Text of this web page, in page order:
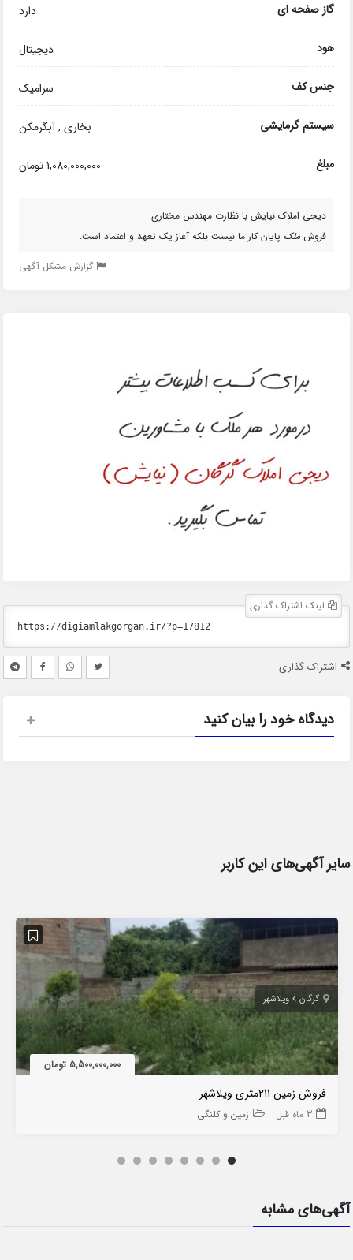
گاز صفحه ای دارد
هود دیجیتال
جنس کف سرامیک
سیستم گرمایشی بخاری , آبگرمکن
مبلغ 1,080,000,000 تومان
دیجی املاک نیایش با نظارت مهندس مختاری
فروشملک پایان کار ما نیست بلکه آغاز یک تعهد و اعتماد است.
گزارش مشکل آگهی
لینک اشتراک گذاری
اشتراک گذاری
دیدگاه خود را بیان کنید
سایر آگهی‌های این کاربر
گرگان ویلاشهر
5,500,000,000 تومان
فروش زمین 211متری ویلاشهر
3 ماه قبل زمین و کلنگی
آگهی‌های مشابه